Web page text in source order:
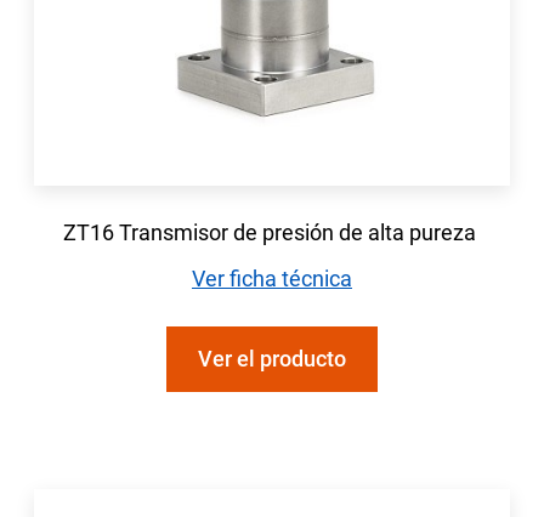
ZT16 Transmisor de presión de alta pureza
Ver ficha técnica
Ver el producto